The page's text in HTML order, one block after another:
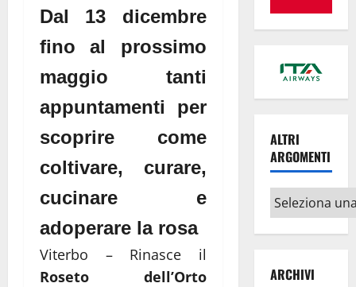
Dal 13 dicembre
fino al prossimo
maggio tanti
appuntamenti per
scoprire come
coltivare, curare,
cucinare e
adoperare la rosa
Viterbo – Rinasce il
Roseto dell’Orto
ALTRI
ARGOMENTI
Altri
argomenti
ARCHIVI